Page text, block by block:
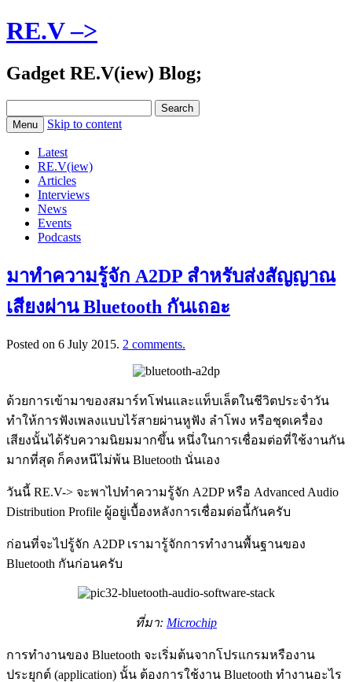
RE.V –>
Gadget RE.V(iew) Blog;
for:Menu Skip to content
Latest
RE.V(iew)
Articles
Interviews
News
Events
Podcasts
มาทำความรู้จัก A2DP สำหรับส่งสัญญาณ
เสียงผ่าน Bluetooth กันเถอะ
Posted on 6 July 2015. 2 comments.
ด้วยการเข้ามาของสมาร์ทโฟนและแท็บเล็ตในชีวิตประจำวัน
ทำให้การฟังเพลงแบบไร้สายผ่านหูฟัง ลำโพง หรือชุดเครื่อง
เสียงนั้นได้รับความนิยมมากขึ้น หนึ่งในการเชื่อมต่อที่ใช้งานกัน
มากที่สุด ก็คงหนีไม่พ้น Bluetooth นั่นเอง
วันนี้ RE.V-> จะพาไปทำความรู้จัก A2DP หรือ Advanced Audio
Distribution Profile ผู้อยู่เบื้องหลังการเชื่อมต่อนี้กันครับ
ก่อนที่จะไปรู้จัก A2DP เรามารู้จักการทำงานพื้นฐานของ
Bluetooth กันก่อนครับ
ที่มา: Microchip
การทำงานของ Bluetooth จะเริ่มต้นจากโปรแกรมหรืองาน
ประยุกต์ (application) นั้น ต้องการใช้งาน Bluetooth ทำงานอะไร